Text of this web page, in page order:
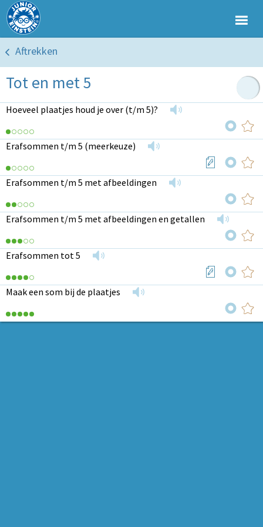
Aftrekken
Tot en met 5
Hoeveel plaatjes houd je over (t/m 5)?
Erafsommen t/m 5 (meerkeuze)
Erafsommen t/m 5 met afbeeldingen
Erafsommen t/m 5 met afbeeldingen en getallen
Erafsommen tot 5
Maak een som bij de plaatjes